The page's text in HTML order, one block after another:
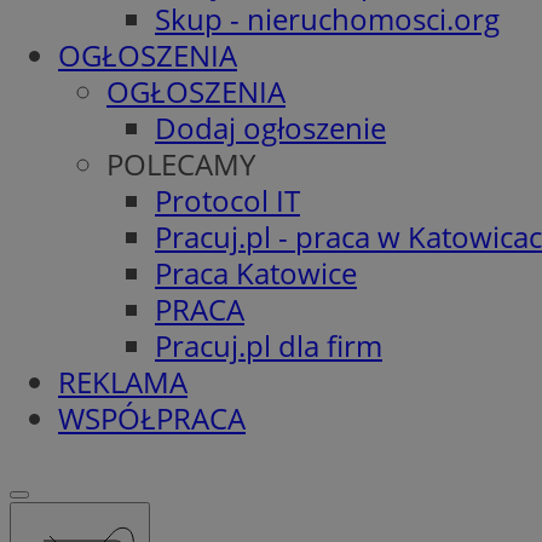
Skup - nieruchomosci.org
OGŁOSZENIA
OGŁOSZENIA
Dodaj ogłoszenie
POLECAMY
Protocol IT
Pracuj.pl - praca w
Praca Katowice
PRACA
Pracuj.pl dla firm
REKLAMA
WSPÓŁPRACA